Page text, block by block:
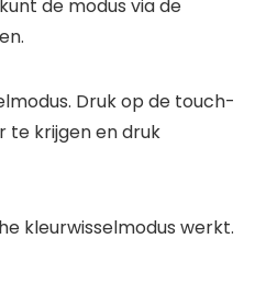
de modus via de
Druk op de touch-
te krijgen en druk
kleurwisselmodus werkt.